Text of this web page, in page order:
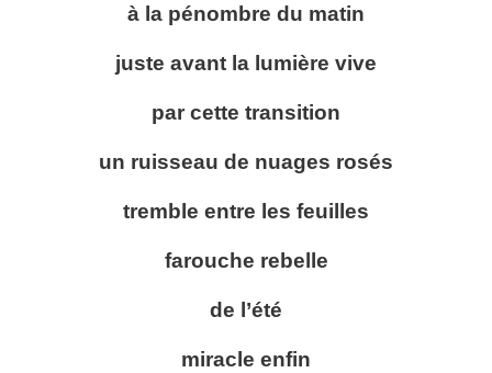
à la pénombre du matin
juste avant la lumière vive
par cette transition
un ruisseau de nuages rosés
tremble entre les feuilles
farouche rebelle
de l’été
miracle enfin